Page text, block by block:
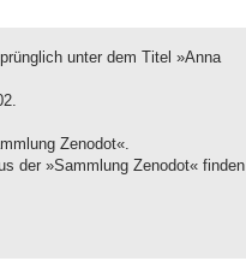
unter dem Titel »Anna
Zenodot«.
der »Sammlung Zenodot« finden